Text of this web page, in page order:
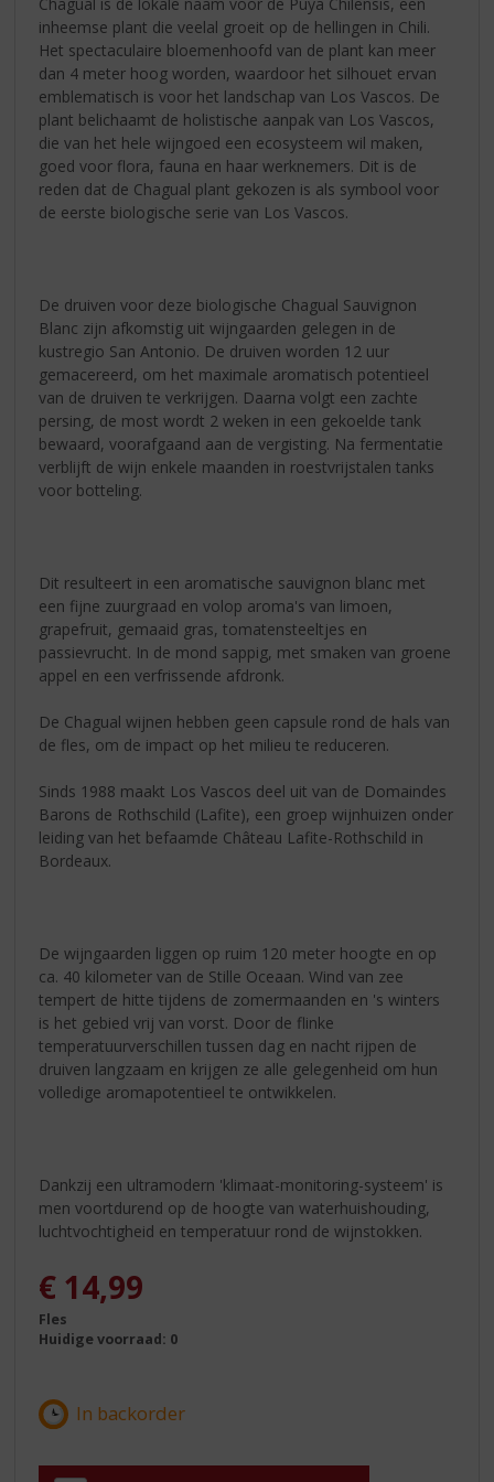
inheemse plant die veelal groeit op de hellingen in Chili.
Het spectaculaire bloemenhoofd van de plant kan meer
dan 4 meter hoog worden, waardoor het silhouet ervan
emblematisch is voor het landschap van Los Vascos. De
plant belichaamt de holistische aanpak van Los Vascos,
die van het hele wijngoed een ecosysteem wil maken,
goed voor flora, fauna en haar werknemers. Dit is de
reden dat de Chagual plant gekozen is als symbool voor
de eerste biologische serie van Los Vascos.
De druiven voor deze biologische Chagual Sauvignon
Blanc zijn afkomstig uit wijngaarden gelegen in de
kustregio San Antonio. De druiven worden 12 uur
gemacereerd, om het maximale aromatisch potentieel
van de druiven te verkrijgen. Daarna volgt een zachte
persing, de most wordt 2 weken in een gekoelde tank
bewaard, voorafgaand aan de vergisting. Na fermentatie
verblijft de wijn enkele maanden in roestvrijstalen tanks
voor botteling.
Dit resulteert in een aromatische sauvignon blanc met
een fijne zuurgraad en volop aroma's van limoen,
grapefruit, gemaaid gras, tomatensteeltjes en
passievrucht. In de mond sappig, met smaken van groene
appel en een verfrissende afdronk.
De Chagual wijnen hebben geen capsule rond de hals van
de fles, om de impact op het milieu te reduceren.
Sinds 1988 maakt Los Vascos deel uit van de Domaindes
Barons de Rothschild (Lafite), een groep wijnhuizen onder
leiding van het befaamde Château Lafite-Rothschild in
Bordeaux.
De wijngaarden liggen op ruim 120 meter hoogte en op
ca. 40 kilometer van de Stille Oceaan. Wind van zee
tempert de hitte tijdens de zomermaanden en 's winters
is het gebied vrij van vorst. Door de flinke
temperatuurverschillen tussen dag en nacht rijpen de
druiven langzaam en krijgen ze alle gelegenheid om hun
volledige aromapotentieel te ontwikkelen.
Dankzij een ultramodern 'klimaat-monitoring-systeem' is
men voortdurend op de hoogte van waterhuishouding,
luchtvochtigheid en temperatuur rond de wijnstokken.
€ 14,99
Fles
Huidige voorraad: 0